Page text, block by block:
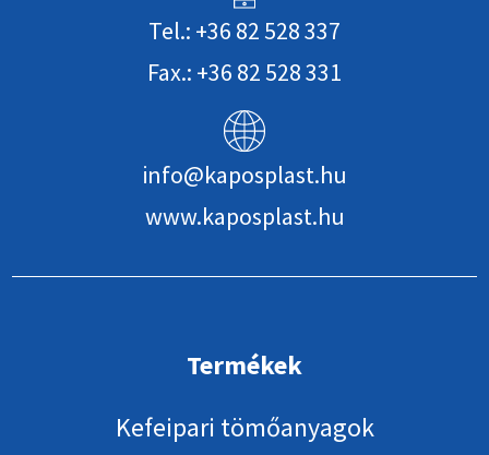
Tel.: +36 82 528 337
Fax.: +36 82 528 331
info@kaposplast.hu
www.kaposplast.hu
Termékek
Kefeipari tömőanyagok